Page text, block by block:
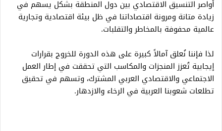
أواصر التنسيق الاقتصادي بين دول المنطقة بشكل يسهم في
زيادة متانة ومرونة اقتصاداتنا في ظل بيئة اقتصادية وتجارية
عالمية محفوفة بالمخاطر والتقلبات.
لذا فإننا نُعلق آمالاً كبيرة على هذه الدورة للخروج بقرارات
إيجابية تُعزز المنجزات والمكاسب التي تحققت في إطار العمل
الاجتماعي والاقتصادي العربي المشترك، وتسهم في تحقيق
تطلعات شعوبنا العربية في الرخاء والازدهار.